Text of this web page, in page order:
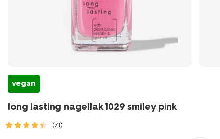
vegan
long lasting nagellak 1029 smiley pink
(71)